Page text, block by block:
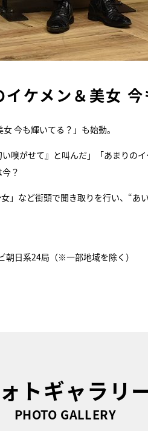
ケメン＆美女 今
今も輝いてる？」も始動。
嗅がせて』と叫んだ」「あまりの
？
」など街頭で聞き取りを行い、“あ
日系24局（※一部地域を除く）
トギャラリ
PHOTO GALLERY